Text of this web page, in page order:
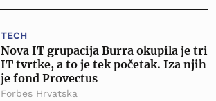
TECH
Nova IT grupacija Burra okupila je tri
IT tvrtke, a to je tek početak. Iza njih
je fond Provectus
Forbes Hrvatska